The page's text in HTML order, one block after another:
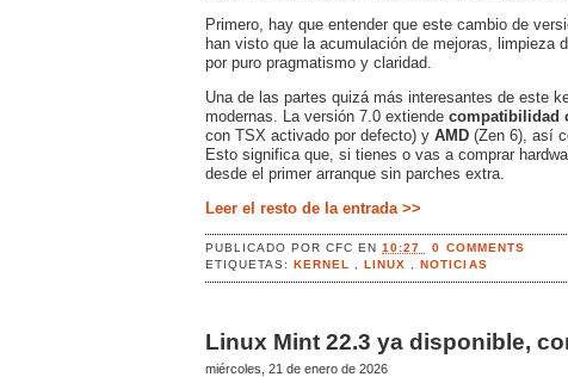
Primero, hay que entender que este cambio de
han visto que la acumulación de mejoras, limpieza
por puro pragmatismo y claridad.
Una de las partes quizá más interesantes de este
modernas. La versión 7.0 extiende compatibilidad
con TSX activado por defecto) y AMD (Zen 6), así
Esto significa que, si tienes o vas a comprar
desde el primer arranque sin parches extra.
Leer el resto de la entrada >>
PUBLICADO PORCFCEN10:27 0 COMMENTS
ETIQUETAS:KERNEL ,LINUX ,NOTICIAS
Linux Mint 22.3 ya disponible,
miércoles, 21 de enero de 2026